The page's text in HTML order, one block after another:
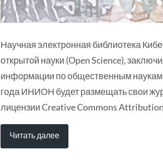
Научная электронная библиотека
открытой науки (Open Science),
информации по общественным
года ИНИОН будет размещать свои
лицензии Creative Commons Attribution
Читать далее